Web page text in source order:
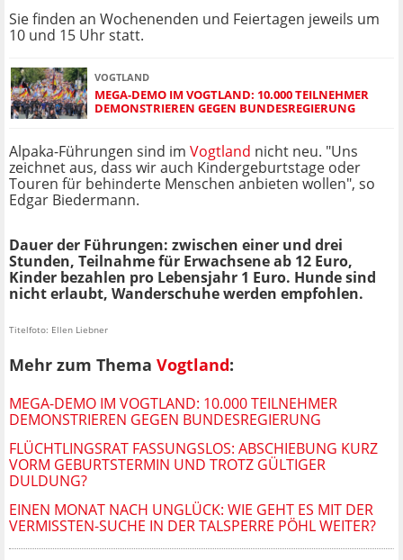
Sie finden an Wochenenden und Feiertagen jeweils um
10 und 15 Uhr statt.
VOGTLAND
MEGA-DEMO IM VOGTLAND: 10.000 TEILNEHMER
DEMONSTRIEREN GEGEN BUNDESREGIERUNG
Alpaka-Führungen sind im Vogtland nicht neu. "Uns
zeichnet aus, dass wir auch Kindergeburtstage oder
Touren für behinderte Menschen anbieten wollen", so
Edgar Biedermann.
Dauer der Führungen: zwischen einer und drei
Stunden, Teilnahme für Erwachsene ab 12 Euro,
Kinder bezahlen pro Lebensjahr 1 Euro. Hunde sind
nicht erlaubt, Wanderschuhe werden empfohlen.
Titelfoto: Ellen Liebner
Mehr zum Thema Vogtland:
MEGA-DEMO IM VOGTLAND: 10.000 TEILNEHMER
DEMONSTRIEREN GEGEN BUNDESREGIERUNG
FLÜCHTLINGSRAT FASSUNGSLOS: ABSCHIEBUNG KURZ
VORM GEBURTSTERMIN UND TROTZ GÜLTIGER
DULDUNG?
EINEN MONAT NACH UNGLÜCK: WIE GEHT ES MIT DER
VERMISSTEN-SUCHE IN DER TALSPERRE PÖHL WEITER?